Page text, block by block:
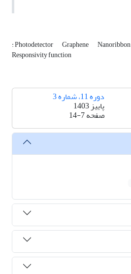
: Photodetector Graphene Nanoribbon
Responsivity function
دوره 11، شماره 3
پاییز 1403
صفحه14-7